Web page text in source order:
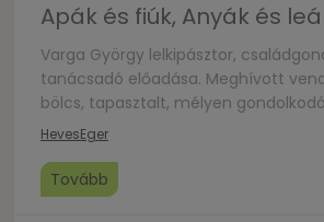
Apák és fiúk, Anyák és
Varga György lelkipásztor,
tanácsadó előadása. Meghívott
bölcs, tapasztalt, mélyen
ember. Istentől tanulta és tanulja,
családban, fiú és leány gyermekeit
kértük, hogy vezessen bennünket
HevesEger
Tovább